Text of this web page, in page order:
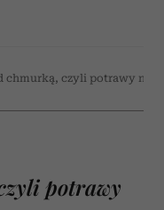
chmurką, czyli potrawy na
potrawy